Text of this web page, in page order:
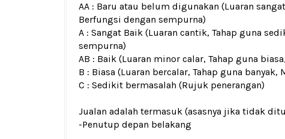
AA : Baru atau belum digunakan (Luaran
Berfungsi dengan sempurna)
A : Sangat Baik (Luaran cantik, Tahap guna
sempurna)
AB : Baik (Luaran minor calar, Tahap guna
B : Biasa (Luaran bercalar, Tahap guna
C : Sedikit bermasalah (Rujuk penerangan)
Jualan adalah termasuk (asasnya jika tidak
-Penutup depan belakang